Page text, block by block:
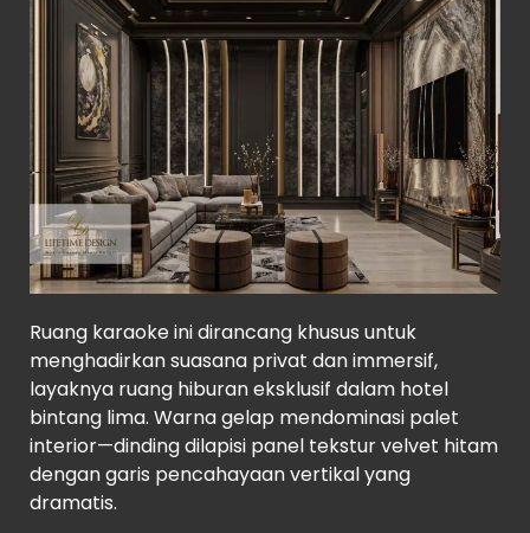
Ruang karaoke ini dirancang khusus untuk
menghadirkan suasana privat dan immersif,
layaknya ruang hiburan eksklusif dalam hotel
bintang lima. Warna gelap mendominasi palet
interior—dinding dilapisi panel tekstur velvet hitam
dengan garis pencahayaan vertikal yang
dramatis.